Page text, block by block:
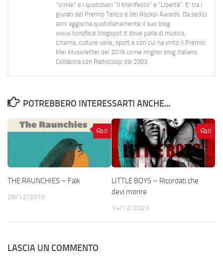
"Vinile" e i quotidiani “Il Manifesto” e “Libertà”. E' tra i
giurati del Premio Tenco e del Rockol Awards. Da sedici
anni aggiorna quotidianamente il suo blog
www.tonyface.blogspot.it dove parla di musica,
cinema, culture varie, sport e con cui ha vinto il Premio
Mei Musicletter del 2016 come miglior blog italiano.
Collabora con Radiocoop dal 2003.
POTREBBERO INTERESSARTI ANCHE...
0
THE RAUNCHIES – Falk
28/12/2015
0
LITTLE BOYS – Ricordati che
devi morire
14/12/2023
LASCIA UN COMMENTO